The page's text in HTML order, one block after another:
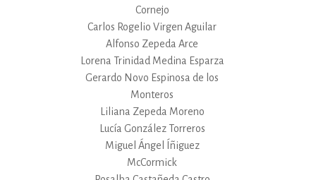
Cornejo
Carlos Rogelio Virgen Aguilar
Alfonso Zepeda Arce
Lorena Trinidad Medina Esparza
Gerardo Novo Espinosa de los
Monteros
Liliana Zepeda Moreno
Lucía González Torreros
Miguel Ángel Íñiguez
McCormick